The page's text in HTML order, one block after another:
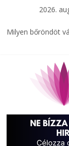
2026.
Milyen bőröndöt
Elérhető zöld
Különleges
A zöld
szempontjainak